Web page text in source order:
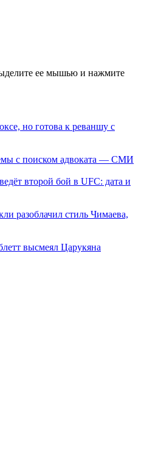
ее мышью и нажмите
но готова к реваншу с
с поиском адвоката — СМИ
второй бой в UFC: дата и
разоблачил стиль Чимаева,
высмеял Царукяна